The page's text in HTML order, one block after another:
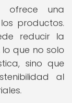
ofrece una
productos.
reducir la
que no solo
sino que
al